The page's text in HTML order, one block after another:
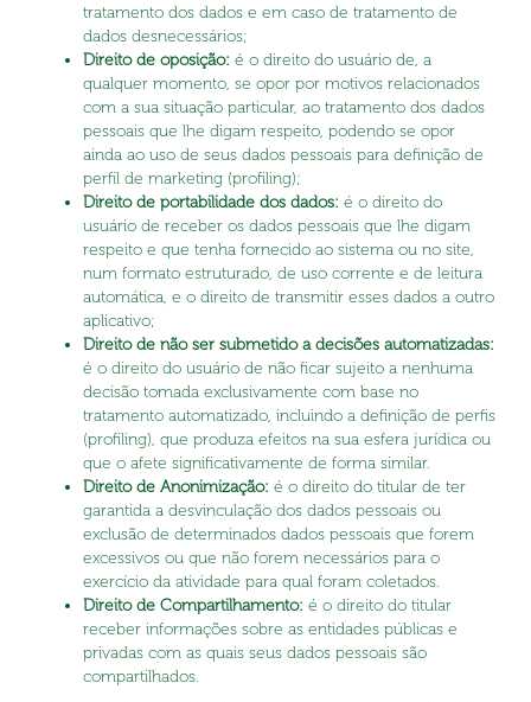
tratamento dos dados e em caso de tratamento de
dados desnecessários;
Direito de oposição: é o direito do usuário de, a
qualquer momento, se opor por motivos relacionados
com a sua situação particular, ao tratamento dos dados
pessoais que lhe digam respeito, podendo se opor
ainda ao uso de seus dados pessoais para definição de
perfil de marketing (profiling);
Direito de portabilidade dos dados: é o direito do
usuário de receber os dados pessoais que lhe digam
respeito e que tenha fornecido ao sistema ou no site,
num formato estruturado, de uso corrente e de leitura
automática, e o direito de transmitir esses dados a outro
aplicativo;
Direito de não ser submetido a decisões automatizadas:
é o direito do usuário de não ficar sujeito a nenhuma
decisão tomada exclusivamente com base no
tratamento automatizado, incluindo a definição de perfis
(profiling), que produza efeitos na sua esfera jurídica ou
que o afete significativamente de forma similar.
Direito de Anonimização: é o direito do titular de ter
garantida a desvinculação dos dados pessoais ou
exclusão de determinados dados pessoais que forem
excessivos ou que não forem necessários para o
exercício da atividade para qual foram coletados.
Direito de Compartilhamento: é o direito do titular
receber informações sobre as entidades públicas e
privadas com as quais seus dados pessoais são
compartilhados.